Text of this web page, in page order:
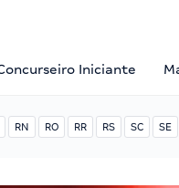
Iniciante
RN RO RR RS SC SE